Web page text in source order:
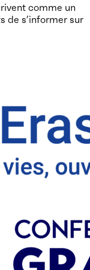
comme un
de s’informer sur